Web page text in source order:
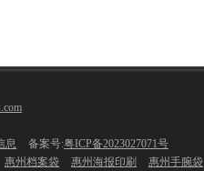
息 备案号:粤ICP备2023027071号
惠州档案袋 惠州海报印刷 惠州手腕袋